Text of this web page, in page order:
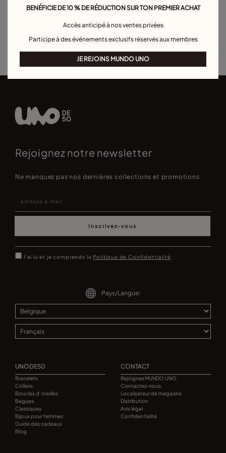
Bracelet manchette Bracelet maille forçat Bracelets boule
Bracelets pour hommes Bracelet Pierre de Naissance
Bracelets de personnalisation Best sellers bracelets
Rejoignez notre newsletter
Ne manquez pas nos dernières collections et promotions
Inscrivez-vous
J'ai lu et je comprends la Politique de Confidentialité
Pays/Langue:
UNODE50
Bracelets
Colliers
Boucles d' oreilles
Bagues
Classiques
Bijoux pour femmes
Guide des cadeaux
Blog
CONTACT
Rejoignez MUNDO UNO
Contactez-nous
Localisateur de magasins
Distribution
Avis légal
Confidentialité
BENÉFICIE DE 10 % DE RÉDUCTION SUR TON PREMIER ACHAT
Accès anticipé à nos ventes privées
Participe à des événements exclusifs réservés aux membres
JE REJOINS MUNDO UNO